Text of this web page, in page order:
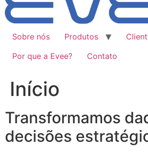
Sobre nós Produtos
Por que a Evee?
Contato
Início
Transformamos
decisões